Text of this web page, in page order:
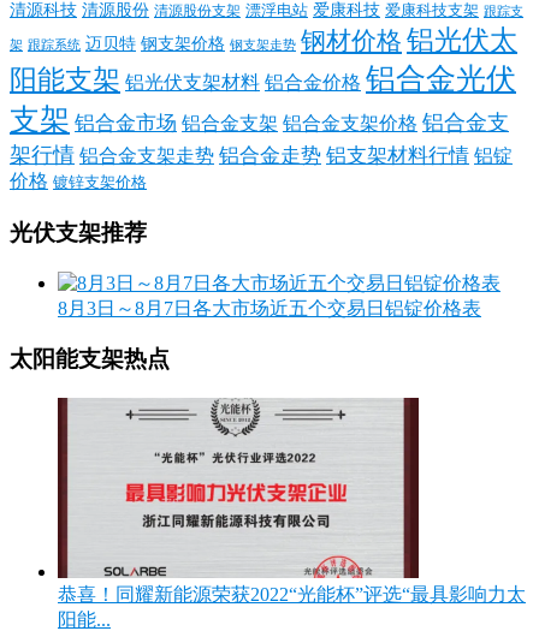
清源科技 清源股份 清源股份支架 漂浮电站 爱康科技 爱康科技支架 跟踪支
架 跟踪系统 迈贝特 钢支架价格 钢支架走势 钢材价格 铝光伏太
阳能支架 铝光伏支架材料 铝合金价格 铝合金光伏
支架 铝合金市场 铝合金支架 铝合金支架价格 铝合金支
架行情 铝合金支架走势 铝合金走势 铝支架材料行情 铝锭
价格 镀锌支架价格
光伏支架推荐
8月3日～8月7日各大市场近五个交易日铝锭价格表
太阳能支架热点
恭喜！同耀新能源荣获2022“光能杯”评选“最具影响力太
阳能...